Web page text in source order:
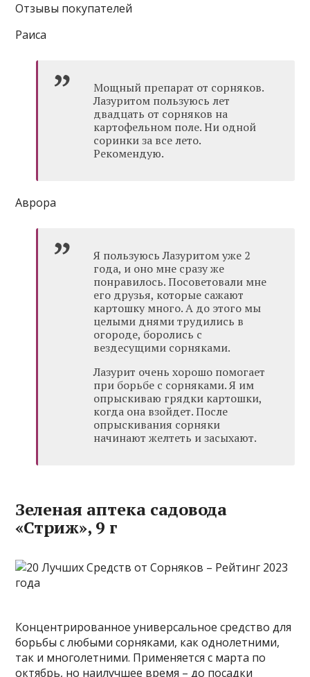
Отзывы покупателей
Раиса
Мощный препарат от сорняков.
Лазуритом пользуюсь лет
двадцать от сорняков на
картофельном поле. Ни одной
соринки за все лето.
Рекомендую.
Аврора
Я пользуюсь Лазуритом уже 2
года, и оно мне сразу же
понравилось. Посоветовали мне
его друзья, которые сажают
картошку много. А до этого мы
целыми днями трудились в
огороде, боролись с
вездесущими сорняками.
Лазурит очень хорошо помогает
при борьбе с сорняками. Я им
опрыскиваю грядки картошки,
когда она взойдет. После
опрыскивания сорняки
начинают желтеть и засыхают.
Зеленая аптека садовода
«Стриж», 9 г
Концентрированное универсальное средство для
борьбы с любыми сорняками, как однолетними,
так и многолетними. Применяется с марта по
октябрь, но наилучшее время – до посадки